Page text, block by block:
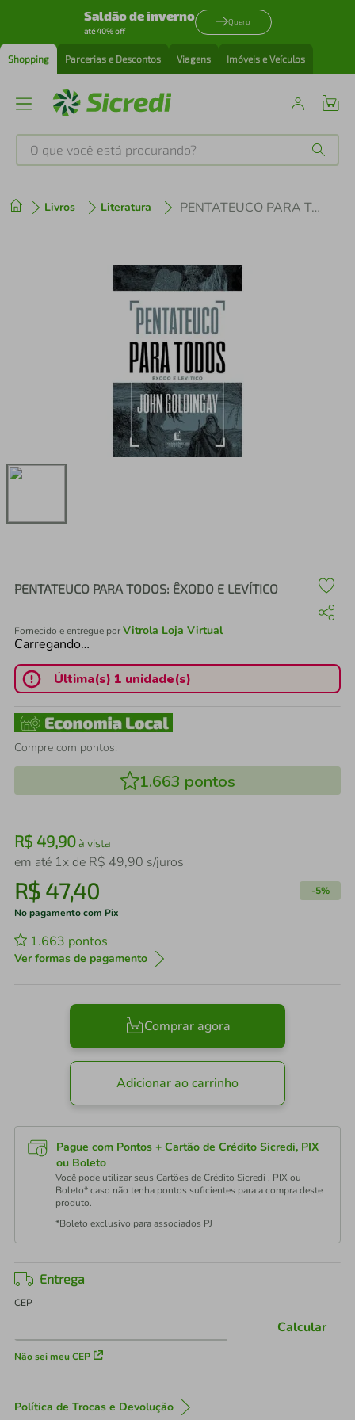
Saldão de inverno
até 40% off
Quero
Shopping Parcerias e Descontos Viagens Imóveis e Veículos
O que você está procurando?
Livros Literatura PENTATEUCO PARA TODOS: ÊXODO E LEVÍTICO
PENTATEUCO PARA TODOS: ÊXODO E LEVÍTICO
Fornecido e entregue porVitrola Loja Virtual
Carregando…
Última(s) 1 unidade(s)
Compre com pontos:
1.663 pontos
R$ 49,90à vista
em até 1x de R$ 49,90 s/juros
R$ 47,40 -5%
No pagamento com Pix
1.663 pontos
Ver formas de pagamento
Comprar agora
Adicionar ao carrinho
Pague com Pontos + Cartão de Crédito Sicredi, PIX
ou Boleto
Você pode utilizar seus Cartões de Crédito Sicredi , PIX ou
Boleto* caso não tenha pontos suficientes para a compra deste
produto.
*Boleto exclusivo para associados PJ
Entrega
CEP
Não sei meu CEP
Calcular
Política de Trocas e Devolução
cafeteira